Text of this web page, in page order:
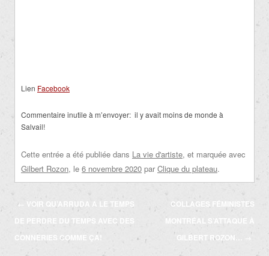
Lien Facebook
Commentaire inutile à m’envoyer: il y avait moins de monde à
Salvail!
Cette entrée a été publiée dans La vie d'artiste, et marquée avec
Gilbert Rozon, le 6 novembre 2020 par Clique du plateau.
Navigation
des
articles
←
VOIR QU’ARRUDA A LE TEMPS
DE PERDRE DU TEMPS AVEC DES
CONNERIES COMME ÇA!
COLLAGES FÉMINISTES
MONTRÉAL S’ATTAQUE À
GILBERT ROZON…
→